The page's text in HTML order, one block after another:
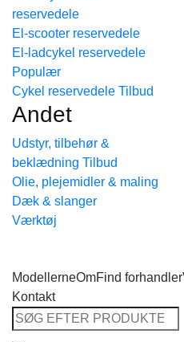
reservedele
El-scooter reservedele
El-ladcykel reservedele
Cykel reservedele
Andet
Udstyr, tilbehør &
beklædning
Olie, plejemidler & maling
Dæk & slanger
Værktøj
ModellerneOmFind forhandler
Kontakt
Søg
efter: